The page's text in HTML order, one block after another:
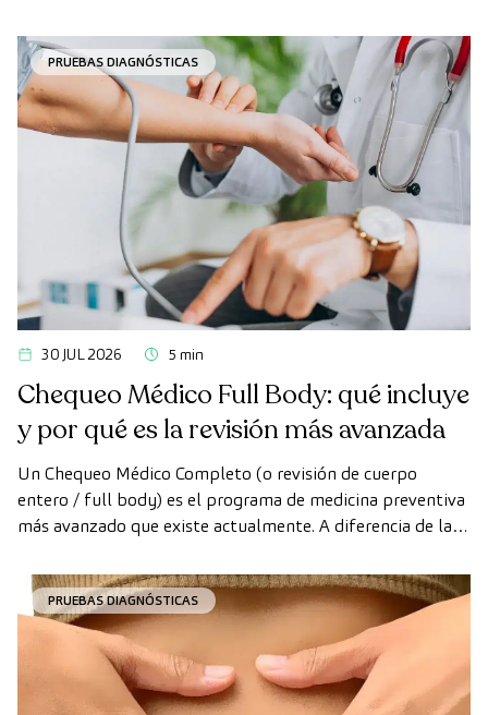
pueden demorarse más de lo deseado.
PRUEBAS DIAGNÓSTICAS
30 JUL 2026 5 min
Chequeo Médico Full Body: qué incluye
y por qué es la revisión más avanzada
Un Chequeo Médico Completo (o revisión de cuerpo
entero / full body) es el programa de medicina preventiva
más avanzado que existe actualmente. A diferencia de las
tecnología de diagnóstico por la imagen de última
generación para evaluar de forma exhaustiva el estado de
los órganos vitales, el sistema vascular y el cerebro antes
de que aparezcan los primeros síntomas.
PRUEBAS DIAGNÓSTICAS